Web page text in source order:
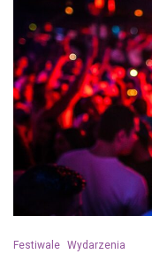
Festiwale Wydarzenia